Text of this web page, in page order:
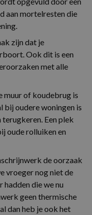
aan mortelresten die
zijn dat je
Ook dit is een
met alle
muur of koudebrug is
bij oudere woningen is
Een plek
oude rolluiken en
de oorzaak
vroeger nog niet de
die we nu
geen thermische
dan heb je ook het